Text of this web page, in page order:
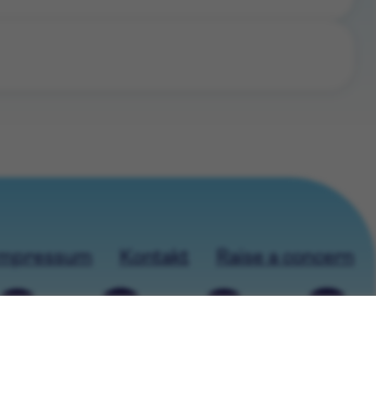
Impressum Kontakt Raise a concern